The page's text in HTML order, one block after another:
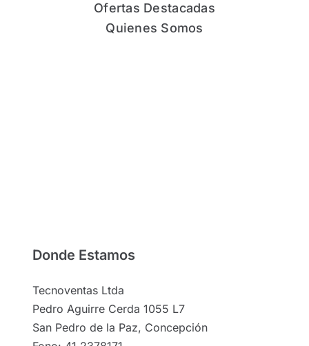
Ofertas Destacadas
Quienes Somos
Donde Estamos
Tecnoventas Ltda
Pedro Aguirre Cerda 1055 L7
San Pedro de la Paz, Concepción